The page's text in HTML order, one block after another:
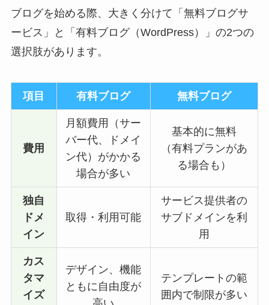
ブログを始める際、大きく分けて「無料ブログサ
ービス」と「有料ブログ（WordPress）」の2つの
選択肢があります。
項目 有料ブログ 無料ブログ
費用
月額費用（サー
バー代、ドメイ
ン代）がかかる
場合が多い
基本的に無料
（有料プランがあ
る場合も）
独自
ドメ
イン
取得・利用可能
サービス提供者の
サブドメインを利
用
カス
タマ
イズ
デザイン、機能
ともに自由度が
テンプレートの範
囲内で制限が多い